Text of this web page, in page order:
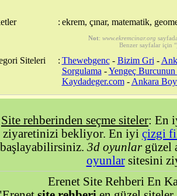
: ekrem, çınar, matematik,
Not: www.ekremcinar.org
Benzer sayfalar için “
Siteleri : Thewebgenc- Bizim Gri -
Sorgulama -Yengeç
Kaydadeger.com- Ankara
Site rehberinden seçme siteler: En
ziyaretinizi bekliyor. En iyi çizgi
başlayabilirsiniz. 3d oyunlargüzel
oyunlarsitesini
Erenet Site Rehberi En